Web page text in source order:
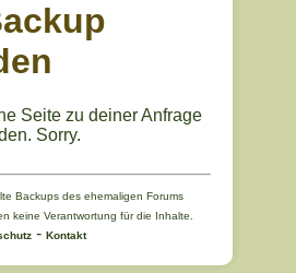
Seite zu deiner Anfrage
Sorry.
Backups des ehemaligen Forums
keine Verantwortung für die Inhalte.
- Kontakt